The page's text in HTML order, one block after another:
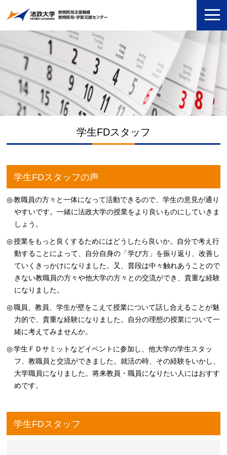
学生FDスタッフ
学生FDスタッフの声
教職員の方々と一体になって活動できるので、学生の意見が通り
やすいです。一緒に法政大学の授業をより良いものにしていきま
しょう。
授業をもっと良くするためにはどうしたら良いか。自分で考え行
動することによって、自分自身の「学び方」を振り返り、改善し
ていくきっかけになりました。又、普段は中々触れあうことので
きない教職員の方々や他大学の方々との交流ができ、貴重な経験
になりました。
職員、教員、学生が壁をこえて授業について話し合えることが魅
力的で、貴重な経験になりました。自分の理想の授業について一
緒に考えてみませんか。
学生ＦＤサミットなどイベントに参加し、他大学の学生スタッ
フ、教職員と交流ができました。就活の時、その経験をいかし、
大学職員になりました。将来教員・職員になりたい人にはおすす
めです。
学生FDスタッフ